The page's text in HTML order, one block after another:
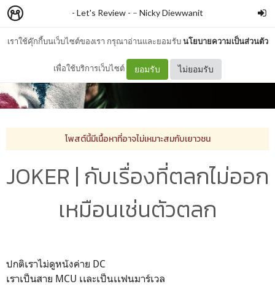
เราใช้คุ๊กกี้บนเว็บไซต์ของเรา กรุณาอ่านและยอมรับนโยบายความเป็นส่วนตัว
เพื่อใช้บริการเว็บไซต์ ยอมรับ ไม่ยอมรับ
- Let's Review - – Nicky Diewwanit
โพสต์นี้มีเนื้อหาที่อาจไม่เหมาะสมกับเยาวชน
JOKER | กับเรื่องที่ตลกไม่ออก
เหมือนเช่นตัวตลก
ปกติเราไม่ดูหนังค่าย DC
เราเป็นสาย MCU เเละเป็นเเฟนมาร์เวล